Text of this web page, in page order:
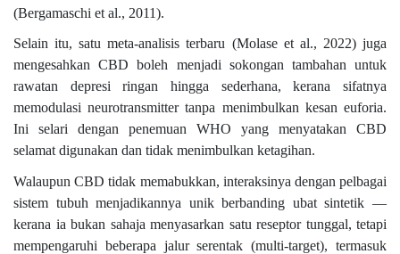
(Bergamaschi et al., 2011).
Selain itu, satu meta-analisis terbaru (Molase et al., 2022) juga
mengesahkan CBD boleh menjadi sokongan tambahan untuk
rawatan depresi ringan hingga sederhana, kerana sifatnya
memodulasi neurotransmitter tanpa menimbulkan kesan euforia.
Ini selari dengan penemuan WHO yang menyatakan CBD
selamat digunakan dan tidak menimbulkan ketagihan.
Walaupun CBD tidak memabukkan, interaksinya dengan pelbagai
sistem tubuh menjadikannya unik berbanding ubat sintetik —
kerana ia bukan sahaja menyasarkan satu reseptor tunggal, tetapi
mempengaruhi beberapa jalur serentak (multi-target), termasuk